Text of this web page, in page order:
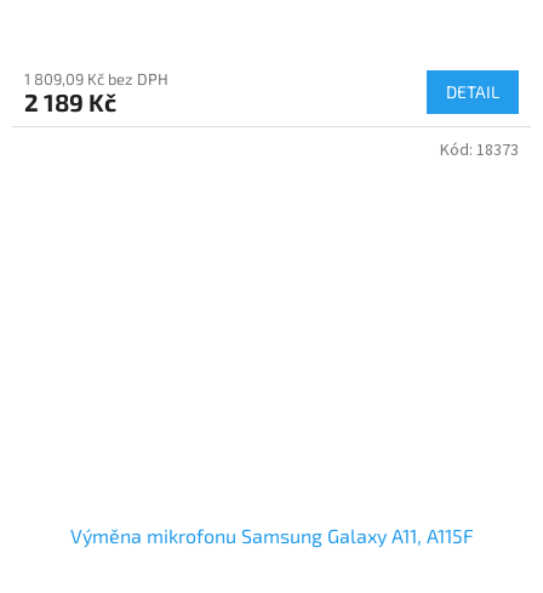
1 809,09 Kč bez DPH
2 189 Kč DETAIL
Výměna mikrofonu Samsung Galaxy A11, A115F
Kód: 18373